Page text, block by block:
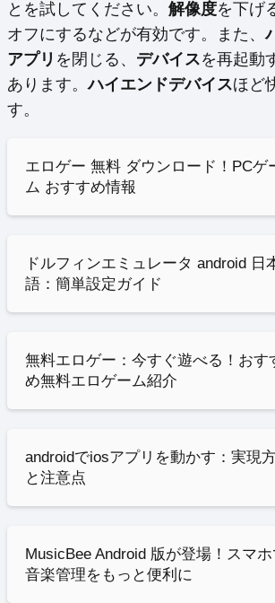
とを試してください。 解像度を下げ
オフにするなどが有効です。また、
アプリ を閉じる、 デバイスを再起動
あります。ハイエンドデバイスほど
す。
エロゲー 無料 ダウンロード！PCゲ
ム おすすめ情報
ドルフィンエミュレータ android 日
語：簡単設定ガイド
無料エロゲー：今すぐ遊べる！おす
め無料エロゲーム紹介
androidでiosアプリを動かす：実現
と注意点
MusicBee Android 版が登場！スマ
音楽管理をもっと便利に